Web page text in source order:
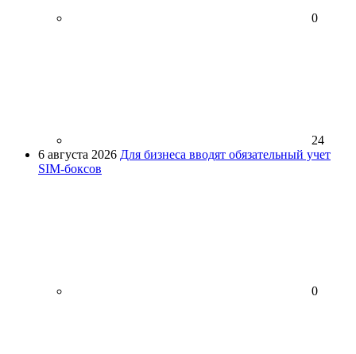
0
24
6 августа 2026 Для бизнеса вводят обязательный учет
SIM-боксов
0